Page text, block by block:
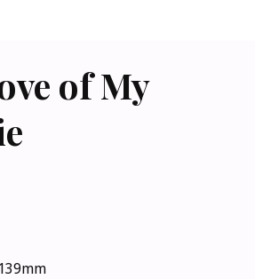
of My